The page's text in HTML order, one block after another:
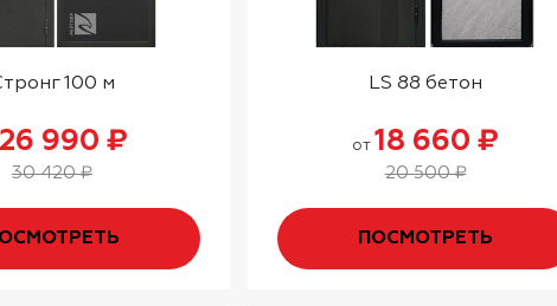
100 м
26 990 ₽
30 420 ₽
LS 88 бетон
от 18 660 ₽
20 500 ₽
ПОСМОТРЕТЬ